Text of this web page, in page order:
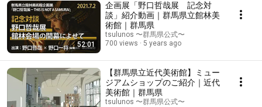
52:01
企画展「野口哲哉展 記念対
談」紹介動画｜群馬県立館林美
術館｜群馬県
tsulunos 〜群馬県公式〜
700 views
5 years ago
【群馬県立近代美術館】ミュー
ジアムショップのご紹介｜近代
美術館｜群馬県
tsulunos 〜群馬県公式〜